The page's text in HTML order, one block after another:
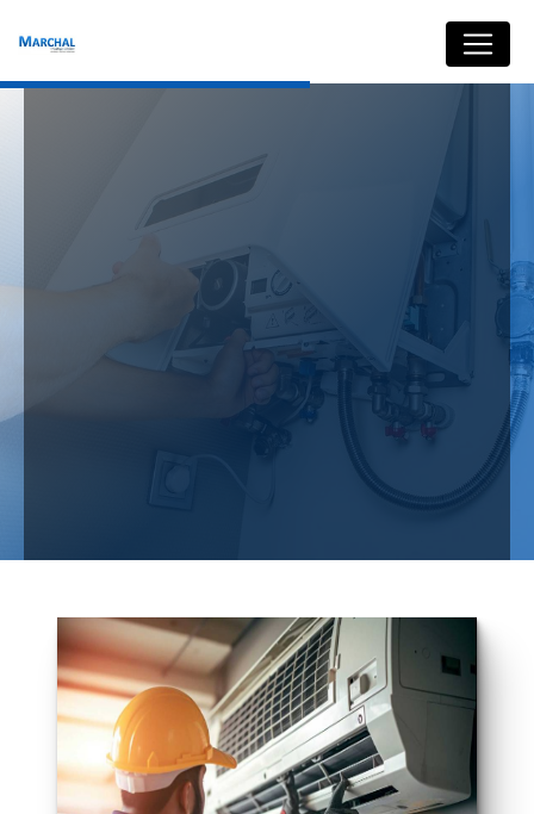
Salle De Bain
Bois-De-
Villers
SRL MARCHAL